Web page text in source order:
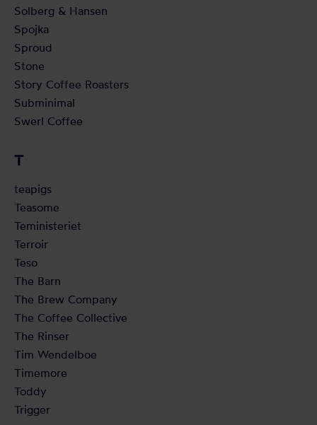
Solberg & Hansen
Spojka
Sproud
Stone
Story Coffee Roasters
Subminimal
Swerl Coffee
T
teapigs
Teasome
Teministeriet
Terroir
Teso
The Barn
The Brew Company
The Coffee Collective
The Rinser
Tim Wendelboe
Timemore
Toddy
Trigger